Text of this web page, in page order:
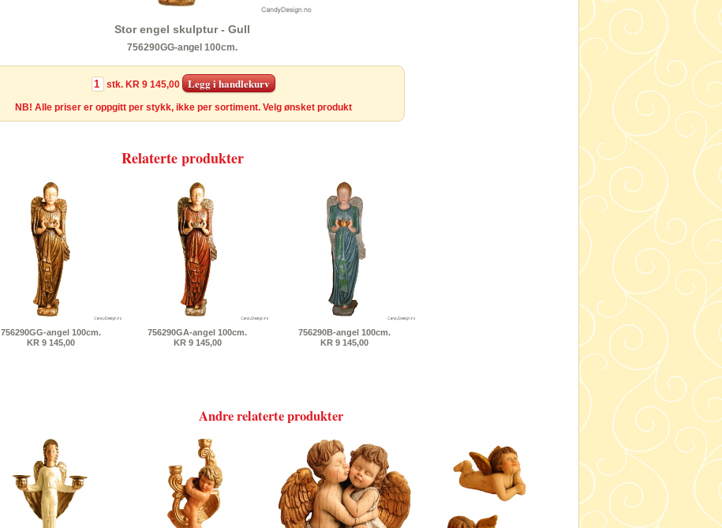
Stor engel skulptur - Gull
756290GG-angel 100cm.
stk. KR 9 145,00
NB! Alle priser er oppgitt per stykk, ikke per sortiment. Velg ønsket produkt
Relaterte produkter
756290GG-angel 100cm.
KR 9 145,00
756290GA-angel 100cm.
KR 9 145,00
756290B-angel 100cm.
KR 9 145,00
Andre relaterte produkter